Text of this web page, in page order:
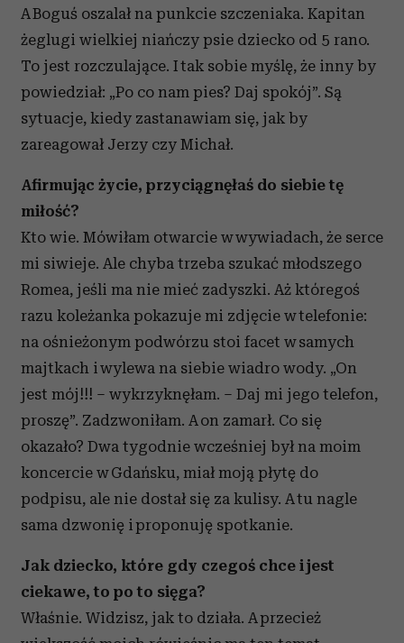
A Boguś oszalał na punkcie szczeniaka. Kapitan
żeglugi wielkiej niańczy psie dziecko od 5 rano.
To jest rozczulające. I tak sobie myślę, że inny by
powiedział: „Po co nam pies? Daj spokój”. Są
sytuacje, kiedy zastanawiam się, jak by
zareagował Jerzy czy Michał.
Afirmując życie, przyciągnęłaś do siebie tę
miłość?
Kto wie. Mówiłam otwarcie w wywiadach, że serce
mi siwieje. Ale chyba trzeba szukać młodszego
Romea, jeśli ma nie mieć zadyszki. Aż któregoś
razu koleżanka pokazuje mi zdjęcie w telefonie:
na ośnieżonym podwórzu stoi facet w samych
majtkach i wylewa na siebie wiadro wody. „On
jest mój!!! – wykrzyknęłam. – Daj mi jego telefon,
proszę”. Zadzwoniłam. A on zamarł. Co się
okazało? Dwa tygodnie wcześniej był na moim
koncercie w Gdańsku, miał moją płytę do
podpisu, ale nie dostał się za kulisy. A tu nagle
sama dzwonię i proponuję spotkanie.
Jak dziecko, które gdy czegoś chce i jest
ciekawe, to po to sięga?
Właśnie. Widzisz, jak to działa. A przecież